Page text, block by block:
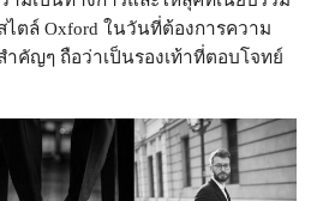
ไตล์ Oxford ในวันที่ต้องการความ
ำคัญๆ ถือว่าเป็นรองเท้าที่ตอบโจทย์